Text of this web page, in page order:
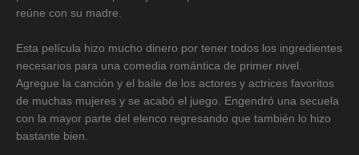
reúne con su madre.
Esta película hizo mucho dinero por tener todos los ingredientes
necesarios para una comedia romántica de primer nivel.
Agregue la canción y el baile de los actores y actrices favoritos
de muchas mujeres y se acabó el juego. Engendró una secuela
con la mayor parte del elenco regresando que también lo hizo
bastante bien.